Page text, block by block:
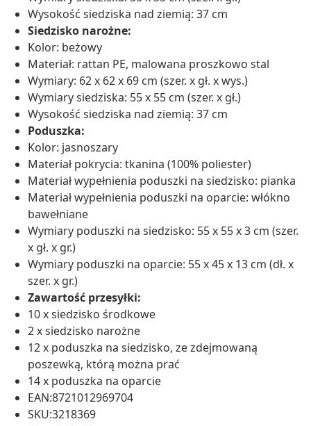
Wysokość siedziska nad ziemią: 37 cm
Siedzisko narożne:
Kolor: beżowy
Materiał: rattan PE, malowana proszkowo stal
Wymiary: 62 x 62 x 69 cm (szer. x gł. x wys.)
Wymiary siedziska: 55 x 55 cm (szer. x gł.)
Wysokość siedziska nad ziemią: 37 cm
Poduszka:
Kolor: jasnoszary
Materiał pokrycia: tkanina (100% poliester)
Materiał wypełnienia poduszki na siedzisko: pianka
Materiał wypełnienia poduszki na oparcie: włókno
bawełniane
Wymiary poduszki na siedzisko: 55 x 55 x 3 cm (szer.
x gł. x gr.)
Wymiary poduszki na oparcie: 55 x 45 x 13 cm (dł. x
szer. x gr.)
Zawartość przesyłki:
10 x siedzisko środkowe
2 x siedzisko narożne
12 x poduszka na siedzisko, ze zdejmowaną
poszewką, którą można prać
14 x poduszka na oparcie
EAN:8721012969704
SKU:3218369